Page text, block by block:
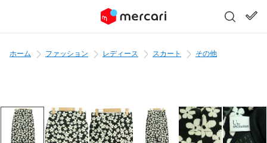
ホーム ファッション レディース スカート その他